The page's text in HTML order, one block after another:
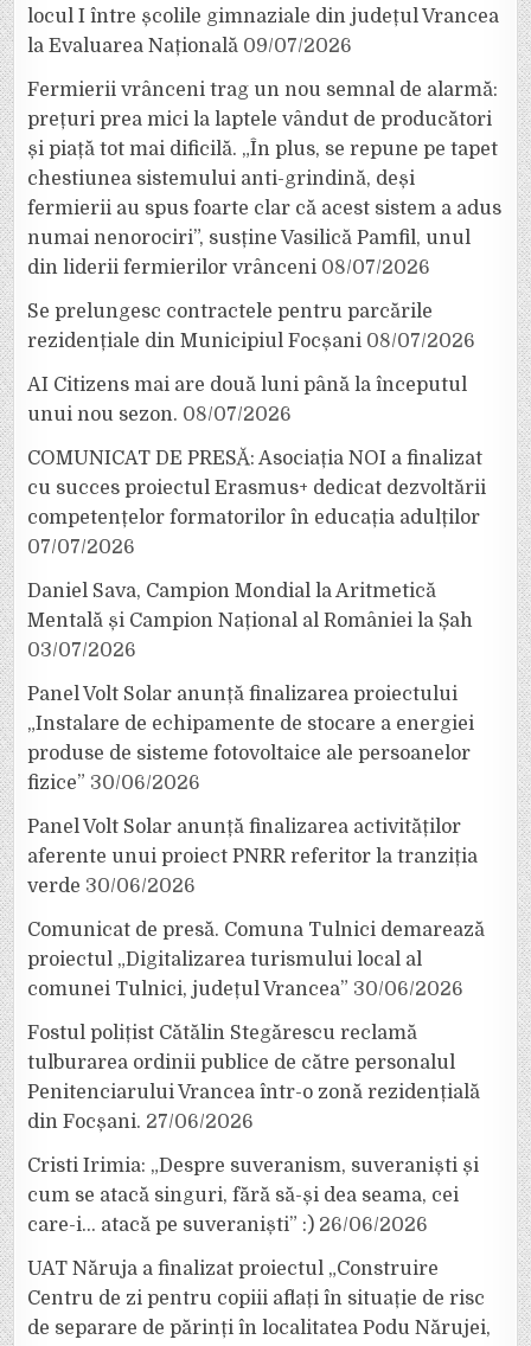
locul I între școlile gimnaziale din județul Vrancea
la Evaluarea Națională 09/07/2026
Fermierii vrânceni trag un nou semnal de alarmă:
prețuri prea mici la laptele vândut de producători
și piață tot mai dificilă. „În plus, se repune pe tapet
chestiunea sistemului anti-grindină, deși
fermierii au spus foarte clar că acest sistem a adus
numai nenorociri”, susține Vasilică Pamfil, unul
din liderii fermierilor vrânceni 08/07/2026
Se prelungesc contractele pentru parcările
rezidențiale din Municipiul Focșani 08/07/2026
AI Citizens mai are două luni până la începutul
unui nou sezon. 08/07/2026
COMUNICAT DE PRESĂ: Asociația NOI a finalizat
cu succes proiectul Erasmus+ dedicat dezvoltării
competențelor formatorilor în educația adulților
07/07/2026
Daniel Sava, Campion Mondial la Aritmetică
Mentală și Campion Național al României la Șah
03/07/2026
Panel Volt Solar anunță finalizarea proiectului
„Instalare de echipamente de stocare a energiei
produse de sisteme fotovoltaice ale persoanelor
fizice” 30/06/2026
Panel Volt Solar anunță finalizarea activităților
aferente unui proiect PNRR referitor la tranziția
verde 30/06/2026
Comunicat de presă. Comuna Tulnici demarează
proiectul „Digitalizarea turismului local al
comunei Tulnici, județul Vrancea” 30/06/2026
Fostul polițist Cătălin Stegărescu reclamă
tulburarea ordinii publice de către personalul
Penitenciarului Vrancea într-o zonă rezidențială
din Focșani. 27/06/2026
Cristi Irimia: „Despre suveranism, suveraniști și
cum se atacă singuri, fără să-și dea seama, cei
care-i… atacă pe suveraniști” :) 26/06/2026
UAT Năruja a finalizat proiectul „Construire
Centru de zi pentru copiii aflați în situație de risc
de separare de părinți în localitatea Podu Nărujei,